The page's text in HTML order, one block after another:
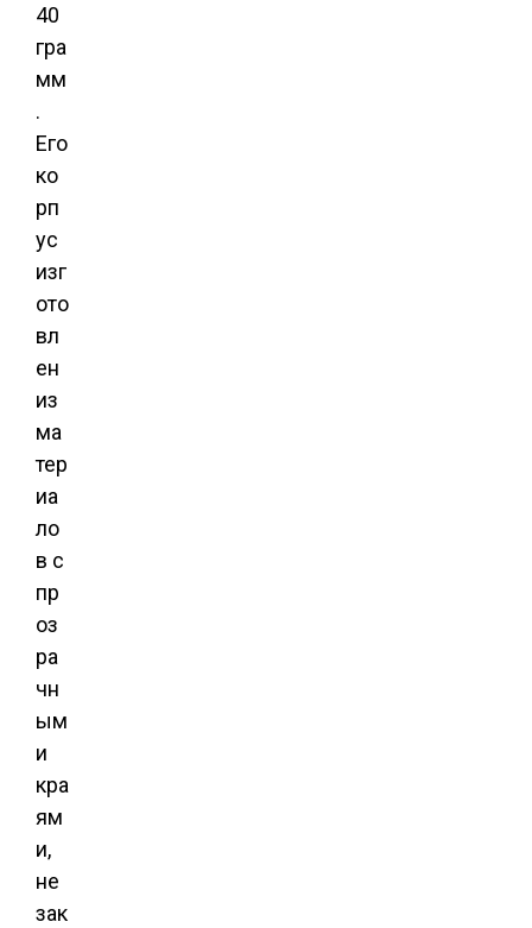
40
гра
мм
.
Его
ко
рп
ус
изг
ото
вл
ен
из
ма
тер
иа
ло
в с
пр
оз
ра
чн
ым
и
кра
ям
и,
не
зак